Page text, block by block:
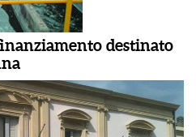
destinato